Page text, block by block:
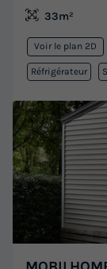
33m²
Voir le plan 2D
Réfrigérateur